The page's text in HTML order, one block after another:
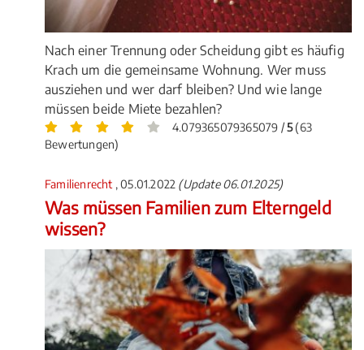
Nach einer Trennung oder Scheidung gibt es häufig
Krach um die gemeinsame Wohnung. Wer muss
ausziehen und wer darf bleiben? Und wie lange
müssen beide Miete bezahlen?
4.079365079365079 /5(63
Bewertungen)
Familienrecht , 05.01.2022 (Update 06.01.2025)
Was müssen Familien zum Elterngeld
wissen?